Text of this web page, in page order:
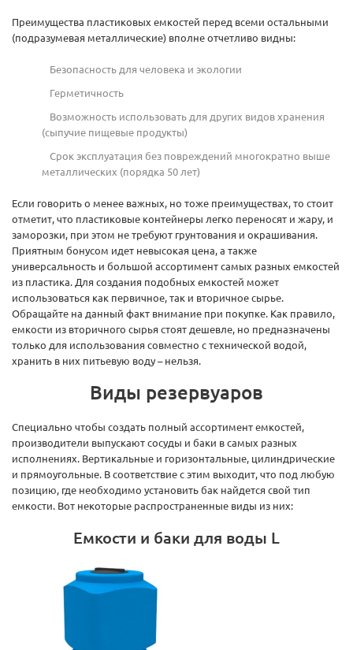
Преимущества пластиковых емкостей перед всеми остальными
(подразумевая металлические) вполне отчетливо видны:
Безопасность для человека и экологии
Герметичность
Возможность использовать для других видов хранения
(сыпучие пищевые продукты)
Срок эксплуатация без повреждений многократно выше
металлических (порядка 50 лет)
Если говорить о менее важных, но тоже преимуществах, то стоит
отметит, что пластиковые контейнеры легко переносят и жару, и
заморозки, при этом не требуют грунтования и окрашивания.
Приятным бонусом идет невысокая цена, а также
универсальность и большой ассортимент самых разных емкостей
из пластика. Для создания подобных емкостей может
использоваться как первичное, так и вторичное сырье.
Обращайте на данный факт внимание при покупке. Как правило,
емкости из вторичного сырья стоят дешевле, но предназначены
только для использования совместно с технической водой,
хранить в них питьевую воду – нельзя.
Виды резервуаров
Специально чтобы создать полный ассортимент емкостей,
производители выпускают сосуды и баки в самых разных
исполнениях. Вертикальные и горизонтальные, цилиндрические
и прямоугольные. В соответствие с этим выходит, что под любую
позицию, где необходимо установить бак найдется свой тип
емкости. Вот некоторые распространенные виды из них:
Емкости и баки для воды L